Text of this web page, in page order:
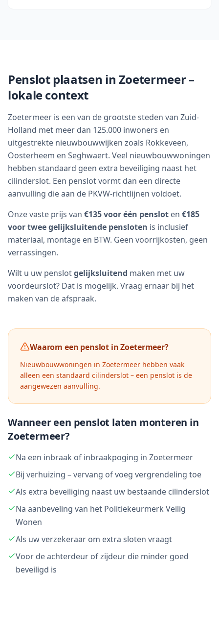
Penslot plaatsen in Zoetermeer–
lokale context
Zoetermeer is een van de grootste steden van Zuid-
Holland met meer dan 125.000 inwoners en
uitgestrekte nieuwbouwwijken zoals Rokkeveen,
Oosterheem en Seghwaert. Veel nieuwbouwwoningen
hebben standaard geen extra beveiliging naast het
cilinder­slot. Een penslot vormt dan een directe
aanvulling die aan de PKVW-richtlijnen voldoet.
Onze vaste prijs van €135 voor één penslot en €185
voor twee gelijksluitende pensloten is inclusief
materiaal, montage en BTW. Geen voorrijkosten, geen
verrassingen.
Wilt u uw penslotgelijksluitend maken met uw
voordeurslot? Dat is mogelijk. Vraag ernaar bij het
maken van de afspraak.
Waarom een penslot inZoetermeer?
Nieuwbouwwoningen in Zoetermeer hebben vaak
alleen een standaard cilinderslot – een penslot is de
aangewezen aanvulling.
Wanneer een penslot laten monteren in
Zoetermeer?
Na een inbraak of inbraakpoging in Zoetermeer
Bij verhuizing – vervang of voeg vergrendeling toe
Als extra beveiliging naast uw bestaande cilinderslot
Na aanbeveling van het Politiekeurmerk Veilig
Wonen
Als uw verzekeraar om extra sloten vraagt
Voor de achterdeur of zijdeur die minder goed
beveiligd is